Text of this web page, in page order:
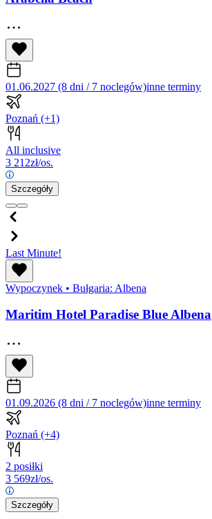
01.06.2027 (8 dni / 7 noclegów)inne terminy
Poznań (+1)
All inclusive
3 212zł/os.
Szczegóły
Last Minute!
Wypoczynek • Bułgaria: Albena
Maritim Hotel Paradise Blue Albena
01.09.2026 (8 dni / 7 noclegów)inne terminy
Poznań (+4)
2 posiłki
3 569zł/os.
Szczegóły